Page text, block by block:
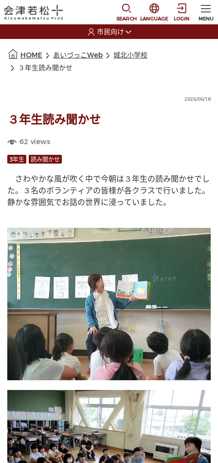
SEARCH
選択すると言語の切
LANGUAGE LOGIN MENU
市民向け
HOME あいづっこWeb
城北小学校
３年生読み聞かせ
2026/06/18
３年生読み聞かせ
62 views
3年生 読み聞かせ
さわやかな風が吹く中で今朝は３年生の読み聞かせでし
た。３名のボランティアの皆様が各クラスで行いました。
静かな雰囲気でお話の世界に浸っていました。